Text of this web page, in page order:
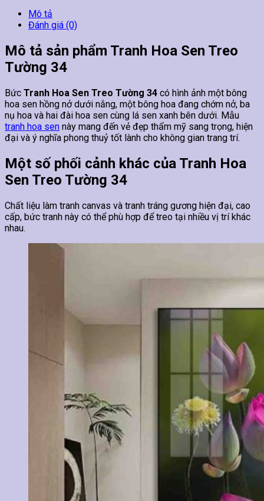
Mô tả
Đánh giá (0)
Mô tả sản phẩm Tranh Hoa Sen Treo
Tường 34
Bức Tranh Hoa Sen Treo Tường 34 có hình ảnh một bông
hoa sen hồng nở dưới nắng, một bông hoa đang chớm nở, ba
nụ hoa và hai đài hoa sen cùng lá sen xanh bên dưới. Mẫu
tranh hoa sen này mang đến vẻ đẹp thẩm mỹ sang trọng, hiện
đại và ý nghĩa phong thuỷ tốt lành cho không gian trang trí.
Một số phối cảnh khác của Tranh Hoa
Sen Treo Tường 34
Chất liệu làm tranh canvas và tranh tráng gương hiện đại, cao
cấp, bức tranh này có thể phù hợp để treo tại nhiều vị trí khác
nhau.